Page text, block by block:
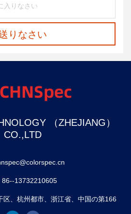
りなさい
（ZHEJIANG）
CO.,LTD
86--13732210605
区、杭州都市、浙江省、中国の第166